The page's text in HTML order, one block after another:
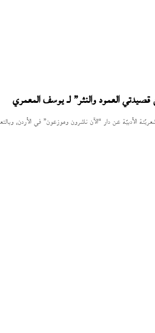
العمود والنثر” لـ يوسف المعمري
الأدبيّة عن دار “الآن ناشرون وموزعون” في الأردن،